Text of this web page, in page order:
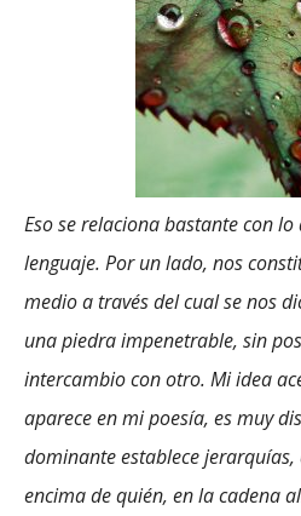
Eso se relaciona bastante con
lenguaje. Por un lado, nos
medio a través del cual se nos
una piedra impenetrable, sin
intercambio con otro. Mi idea
aparece en mi poesía, es muy
dominante establece
encima de quién, en la cadena